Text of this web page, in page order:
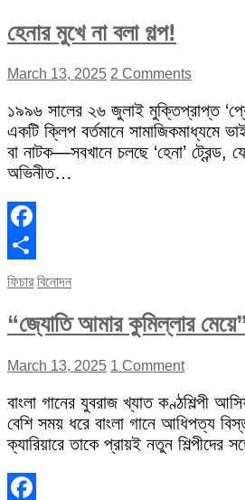
হেনার মুখে না বলা গল্প!
March 13, 2025 2 Comments
১৯৯৬ সালের ২৬ জুলাই মুক্তিপ্রাপ্ত
একটি ক্লিপ বর্তমানে সামাজিকমাধ্যমে
বা নাটক—সবখানে চলছে ‘হেনা’ ট্রেন্ড,
অভিনীত…
Facebook
Share
ফিচার বিনোদন
“জ্যোতি আমার কুমিল্লার
March 13, 2025 1 Comment
বাংলা গানের যুবরাজ খ্যাত কণ্ঠশিল্পী
বেশি সময় ধরে বাংলা গানে আধিপত্য
ক্যারিয়ারে তাকে প্রায়ই নতুন শিল্পীদের